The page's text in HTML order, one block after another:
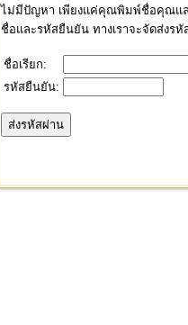
ไม่มีปัญหา เพียงแค่คุณพิมพ์ชื่อคุณแล
ชื่อและรหัสยืนยัน ทางเราจะจัดส่งร
ชื่อเรียก:
รหัสยืนยัน: